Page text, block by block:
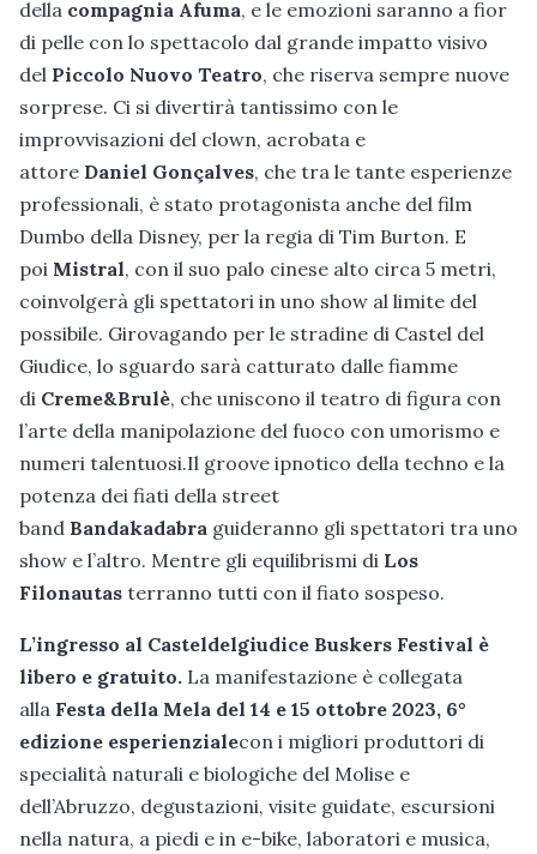
della compagnia Afuma, e le emozioni saranno a fior
di pelle con lo spettacolo dal grande impatto visivo
del Piccolo Nuovo Teatro, che riserva sempre nuove
sorprese. Ci si divertirà tantissimo con le
improvvisazioni del clown, acrobata e
attore Daniel Gonçalves, che tra le tante esperienze
professionali, è stato protagonista anche del film
Dumbo della Disney, per la regia di Tim Burton. E
poi Mistral, con il suo palo cinese alto circa 5 metri,
coinvolgerà gli spettatori in uno show al limite del
possibile. Girovagando per le stradine di Castel del
Giudice, lo sguardo sarà catturato dalle fiamme
di Creme&Brulè, che uniscono il teatro di figura con
l’arte della manipolazione del fuoco con umorismo e
numeri talentuosi.Il groove ipnotico della techno e la
potenza dei fiati della street
band Bandakadabra guideranno gli spettatori tra uno
show e l’altro. Mentre gli equilibrismi di Los
Filonautas terranno tutti con il fiato sospeso.
L’ingresso al Casteldelgiudice Buskers Festival è
libero e gratuito. La manifestazione è collegata
alla Festa della Mela del 14 e 15 ottobre 2023, 6°
edizione esperienzialecon i migliori produttori di
specialità naturali e biologiche del Molise e
dell’Abruzzo, degustazioni, visite guidate, escursioni
nella natura, a piedi e in e-bike, laboratori e musica,